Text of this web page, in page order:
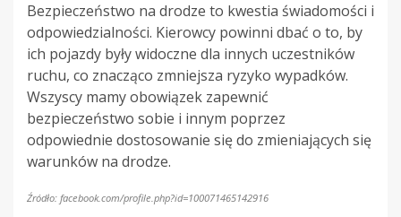
Bezpieczeństwo na drodze to kwestia świadomości i
odpowiedzialności. Kierowcy powinni dbać o to, by
ich pojazdy były widoczne dla innych uczestników
ruchu, co znacząco zmniejsza ryzyko wypadków.
Wszyscy mamy obowiązek zapewnić
bezpieczeństwo sobie i innym poprzez
odpowiednie dostosowanie się do zmieniających się
warunków na drodze.
Źródło: facebook.com/profile.php?id=100071465142916